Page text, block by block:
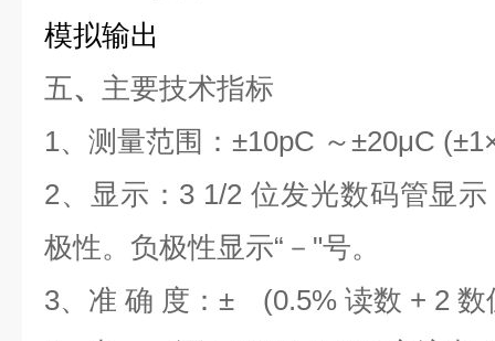
模拟输出
五、 主要技术指标
1、测量范围：±10pC ～±20μC
2、显示：3 1/2 位发光数码管显
极性。负极性显示“－"号。
3、准 确 度：± (0.5% 读数 + 2 数